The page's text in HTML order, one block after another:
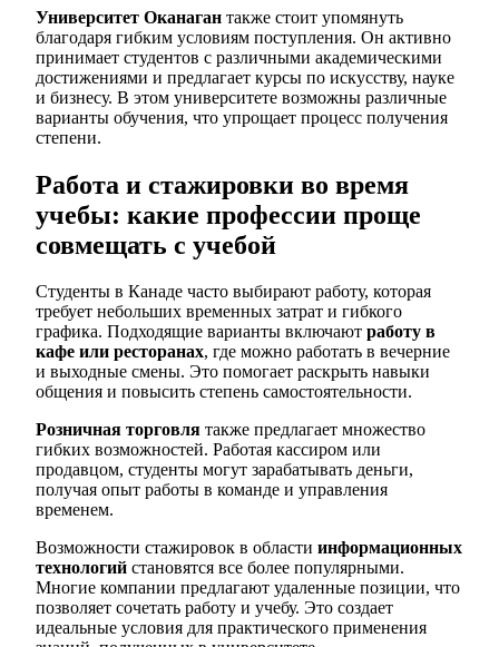
Университет Оканаган также стоит упомянуть
благодаря гибким условиям поступления. Он активно
принимает студентов с различными академическими
достижениями и предлагает курсы по искусству, науке
и бизнесу. В этом университете возможны различные
варианты обучения, что упрощает процесс получения
степени.
Работа и стажировки во время
учебы: какие профессии проще
совмещать с учебой
Студенты в Канаде часто выбирают работу, которая
требует небольших временных затрат и гибкого
графика. Подходящие варианты включают работу в
кафе или ресторанах, где можно работать в вечерние
и выходные смены. Это помогает раскрыть навыки
общения и повысить степень самостоятельности.
Розничная торговля также предлагает множество
гибких возможностей. Работая кассиром или
продавцом, студенты могут зарабатывать деньги,
получая опыт работы в команде и управления
временем.
Возможности стажировок в области информационных
технологий становятся все более популярными.
Многие компании предлагают удаленные позиции, что
позволяет сочетать работу и учебу. Это создает
идеальные условия для практического применения